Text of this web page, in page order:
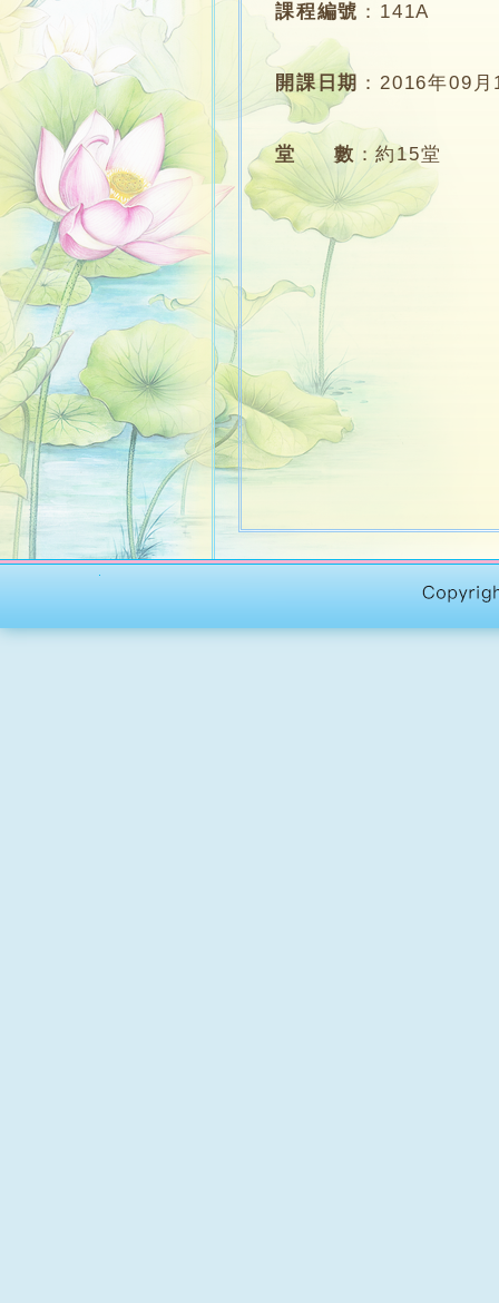
課程編號 ： 141A
開課日期 ：2016年09月
堂 數 ：約15堂